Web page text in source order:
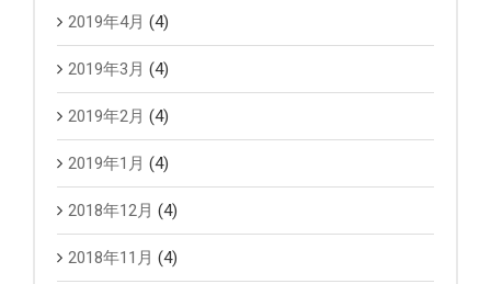
2019年4月 (4)
2019年3月 (4)
2019年2月 (4)
2019年1月 (4)
2018年12月 (4)
2018年11月 (4)